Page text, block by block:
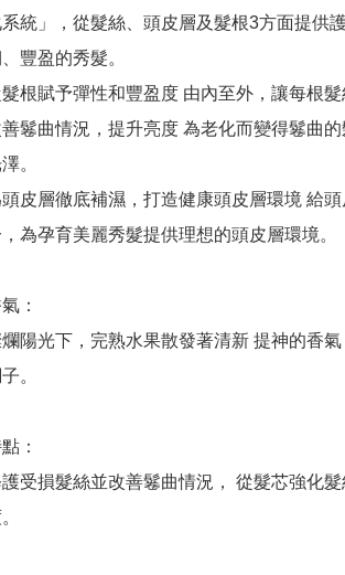
統」，從髮絲、頭皮層及髮根3方面提供
豐盈的秀髮。
根賦予彈性和豐盈度 由內至外，讓每根髮
鬈曲情況，提升亮度 為老化而變得鬈曲
。
皮層徹底補濕，打造健康頭皮層環境 給
為孕育美麗秀髮提供理想的頭皮層環境。
：
陽光下，完熟水果散發著清新 提神的香
。
：
受損髮絲並改善鬈曲情況， 從髮芯強化